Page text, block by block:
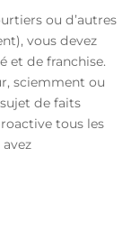
ou d’autres
vous devez
et de franchise.
sciemment ou
de faits
tous les